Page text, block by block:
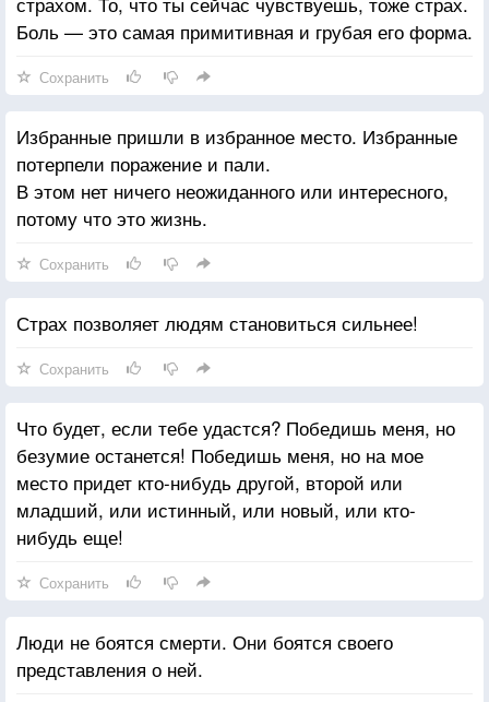
Боль — это самая примитивная и грубая его форма.
Сохранить
Избранные пришли в избранное место. Избранные
потерпели поражение и пали.
В этом нет ничего неожиданного или интересного,
потому что это жизнь.
Сохранить
Страх позволяет людям становиться сильнее!
Сохранить
Что будет, если тебе удастся? Победишь меня, но
безумие останется! Победишь меня, но на мое
место придет кто-нибудь другой, второй или
младший, или истинный, или новый, или кто-
нибудь еще!
Сохранить
Люди не боятся смерти. Они боятся своего
представления о ней.